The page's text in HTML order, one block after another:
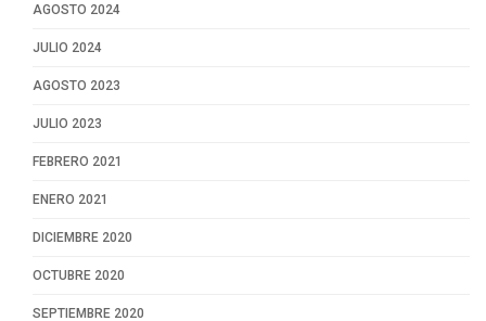
AGOSTO 2024
JULIO 2024
AGOSTO 2023
JULIO 2023
FEBRERO 2021
ENERO 2021
DICIEMBRE 2020
OCTUBRE 2020
SEPTIEMBRE 2020